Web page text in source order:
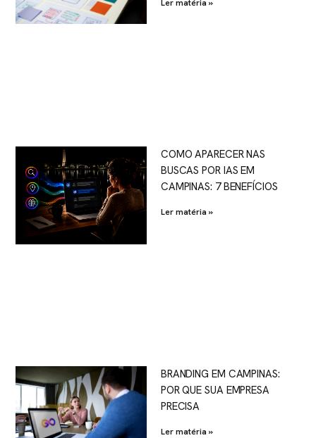
Ler matéria »
COMO APARECER NAS
BUSCAS POR IAS EM
CAMPINAS: 7 BENEFÍCIOS
Ler matéria »
BRANDING EM CAMPINAS:
POR QUE SUA EMPRESA
PRECISA
Ler matéria »